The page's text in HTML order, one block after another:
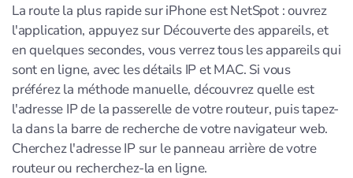
La route la plus rapide sur iPhone est NetSpot : ouvrez
l'application, appuyez sur Découverte des appareils, et
en quelques secondes, vous verrez tous les appareils qui
sont en ligne, avec les détails IP et MAC. Si vous
préférez la méthode manuelle, découvrez quelle est
l'adresse IP de la passerelle de votre routeur, puis tapez-
la dans la barre de recherche de votre navigateur web.
Cherchez l'adresse IP sur le panneau arrière de votre
routeur ou recherchez-la en ligne.